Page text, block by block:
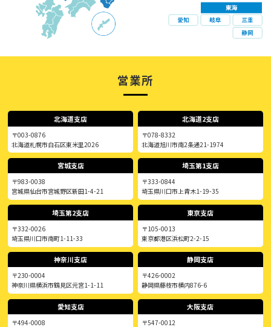
営業所
北海道支店
〒003-0876
北海道札幌市白石区東米里2026
北海道2支店
〒078-8332
北海道旭川市南2条通21-1974
宮城支店
〒983-0038
宮城県仙台市宮城野区新田1-4-21
埼玉第1支店
〒333-0844
埼玉県川口市上青木1-19-35
埼玉第2支店
〒332-0026
埼玉県川口市南町1-11-33
東京支店
〒105-0013
東京都港区浜松町2-2-15
神奈川支店
〒230-0004
神奈川県横浜市鶴見区元宮1-1-11
静岡支店
〒426-0002
静岡県藤枝市横内876-6
愛知支店
〒494-0008
大阪支店
〒547-0012